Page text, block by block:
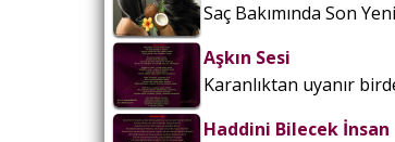
Saç Bakımında Son
Aşkın Sesi
Karanlıktan uyanır
Haddini Bilecek İnsan